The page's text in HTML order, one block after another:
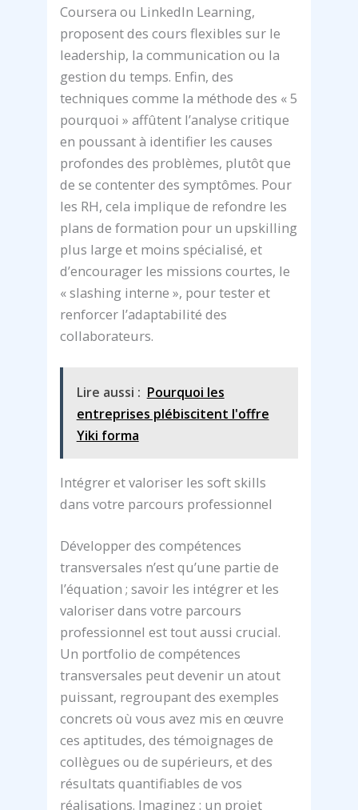
Coursera ou LinkedIn Learning,
proposent des cours flexibles sur le
leadership, la communication ou la
gestion du temps. Enfin, des
techniques comme la méthode des « 5
pourquoi » affûtent l’analyse critique
en poussant à identifier les causes
profondes des problèmes, plutôt que
de se contenter des symptômes. Pour
les RH, cela implique de refondre les
plans de formation pour un upskilling
plus large et moins spécialisé, et
d’encourager les missions courtes, le
« slashing interne », pour tester et
renforcer l’adaptabilité des
collaborateurs.
Lire aussi : Pourquoi les
entreprises plébiscitent l'offre
Yiki forma
Intégrer et valoriser les soft skills
dans votre parcours professionnel
Développer des compétences
transversales n’est qu’une partie de
l’équation ; savoir les intégrer et les
valoriser dans votre parcours
professionnel est tout aussi crucial.
Un portfolio de compétences
transversales peut devenir un atout
puissant, regroupant des exemples
concrets où vous avez mis en œuvre
ces aptitudes, des témoignages de
collègues ou de supérieurs, et des
résultats quantifiables de vos
réalisations. Imaginez : un projet